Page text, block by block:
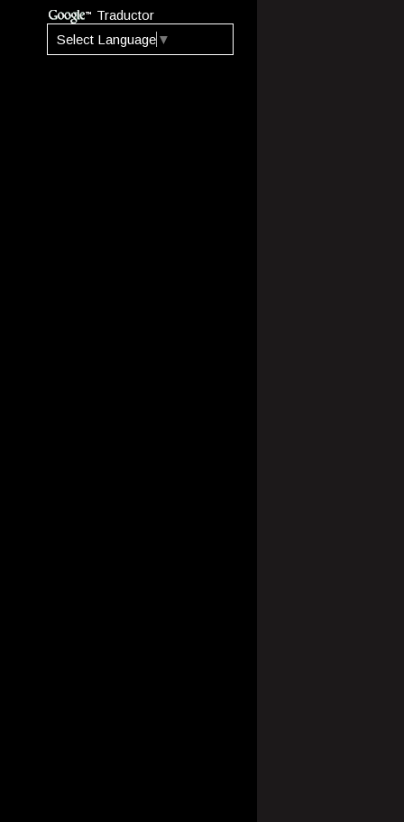
Traductor
Select Language ▼